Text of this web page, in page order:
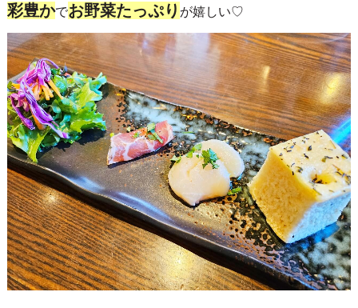
彩豊かでお野菜たっぷり が嬉しい♡